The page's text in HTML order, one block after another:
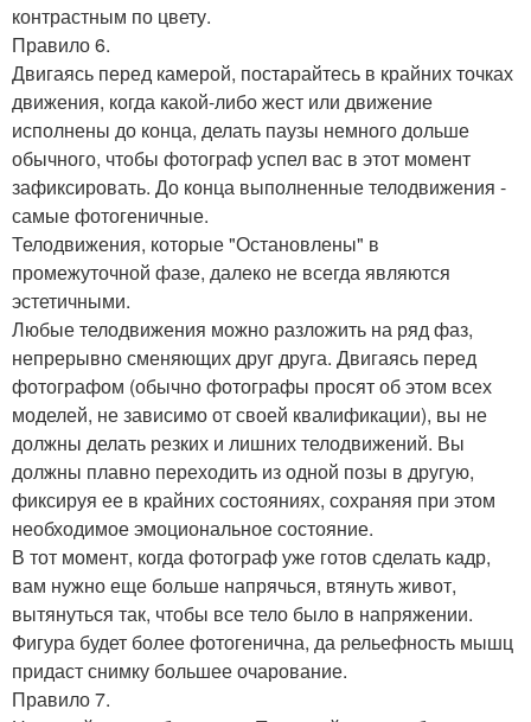
контрастным по цвету.
Правило 6.
Двигаясь перед камерой, постарайтесь в крайних точках
движения, когда какой-либо жест или движение
исполнены до конца, делать паузы немного дольше
обычного, чтобы фотограф успел вас в этот момент
зафиксировать. До конца выполненные телодвижения -
самые фотогеничные.
Телодвижения, которые "Остановлены" в
промежуточной фазе, далеко не всегда являются
эстетичными.
Любые телодвижения можно разложить на ряд фаз,
непрерывно сменяющих друг друга. Двигаясь перед
фотографом (обычно фотографы просят об этом всех
моделей, не зависимо от своей квалификации), вы не
должны делать резких и лишних телодвижений. Вы
должны плавно переходить из одной позы в другую,
фиксируя ее в крайних состояниях, сохраняя при этом
необходимое эмоциональное состояние.
В тот момент, когда фотограф уже готов сделать кадр,
вам нужно еще больше напрячься, втянуть живот,
вытянуться так, чтобы все тело было в напряжении.
Фигура будет более фотогенична, да рельефность мышц
придаст снимку большее очарование.
Правило 7.